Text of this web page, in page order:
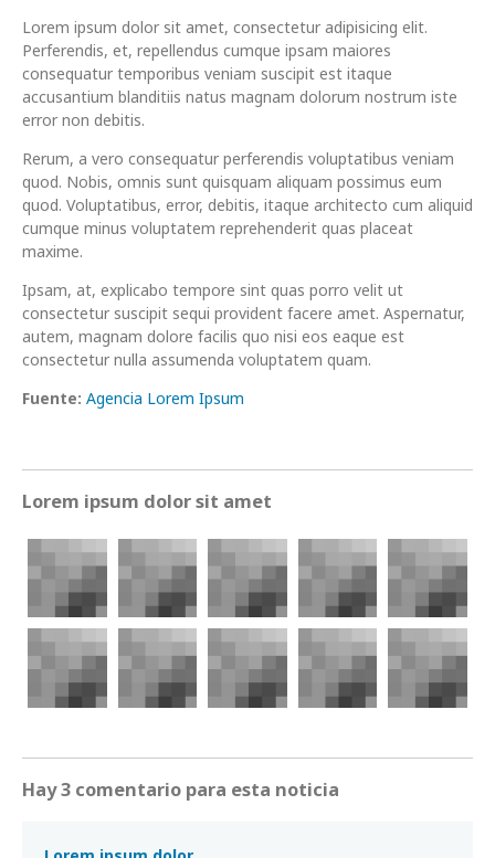
Lorem ipsum dolor sit amet, consectetur adipisicing elit.
Perferendis, et, repellendus cumque ipsam maiores
consequatur temporibus veniam suscipit est itaque
accusantium blanditiis natus magnam dolorum nostrum iste
error non debitis.
Rerum, a vero consequatur perferendis voluptatibus veniam
quod. Nobis, omnis sunt quisquam aliquam possimus eum
quod. Voluptatibus, error, debitis, itaque architecto cum aliquid
cumque minus voluptatem reprehenderit quas placeat
maxime.
Ipsam, at, explicabo tempore sint quas porro velit ut
consectetur suscipit sequi provident facere amet. Aspernatur,
autem, magnam dolore facilis quo nisi eos eaque est
consectetur nulla assumenda voluptatem quam.
Fuente: Agencia Lorem Ipsum
Lorem ipsum dolor sit amet
Hay 3 comentario para esta noticia